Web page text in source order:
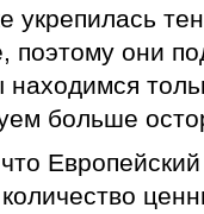
поэтому они
больше